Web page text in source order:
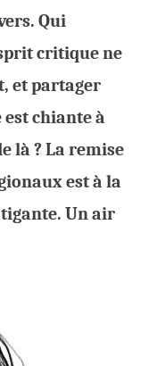
Qui
critique ne
et partager
chiante à
là ? La remise
est à la
Un air